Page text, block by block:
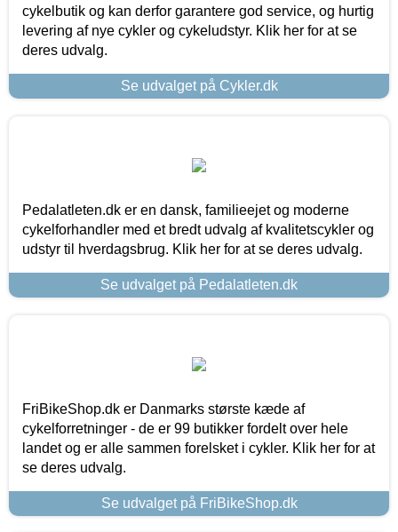
cykelbutik og kan derfor garantere god service, og hurtig
levering af nye cykler og cykeludstyr. Klik her for at se
deres udvalg.
Se udvalget på Cykler.dk
Pedalatleten.dk er en dansk, familieejet og moderne
cykelforhandler med et bredt udvalg af kvalitetscykler og
udstyr til hverdagsbrug. Klik her for at se deres udvalg.
Se udvalget på Pedalatleten.dk
FriBikeShop.dk er Danmarks største kæde af
cykelforretninger - de er 99 butikker fordelt over hele
landet og er alle sammen forelsket i cykler. Klik her for at
se deres udvalg.
Se udvalget på FriBikeShop.dk